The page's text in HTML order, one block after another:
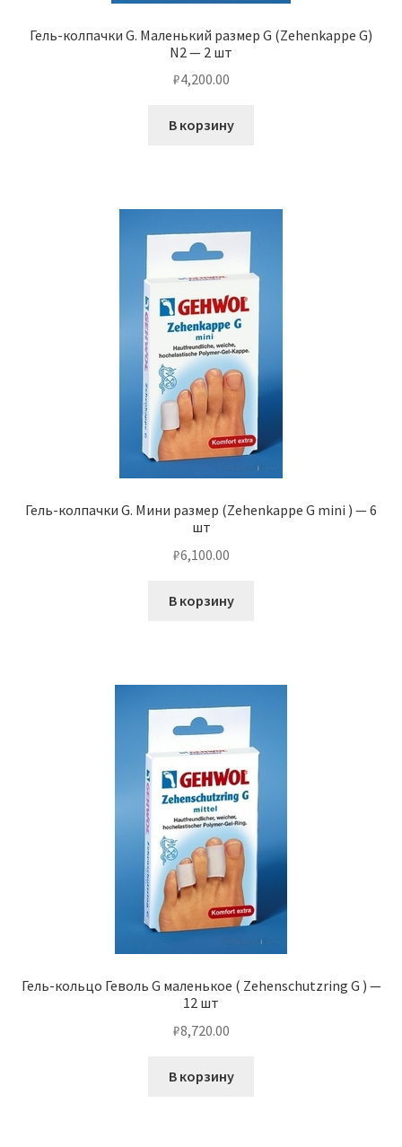
Гель-колпачки G. Маленький размер G (Zehenkappe G)
N2 — 2 шт
₽4,200.00
В корзину
Гель-колпачки G. Мини размер (Zehenkappe G mini ) — 6
шт
₽6,100.00
В корзину
Гель-кольцо Геволь G маленькое ( Zehenschutzring G ) —
12 шт
₽8,720.00
В корзину